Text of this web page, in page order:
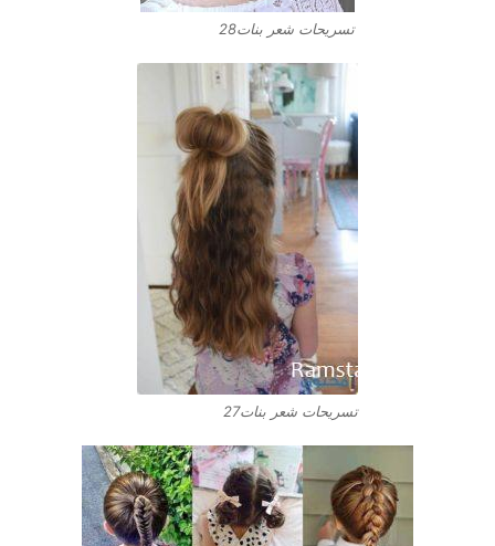
تسريحات شعر بنات28
تسريحات شعر بنات27